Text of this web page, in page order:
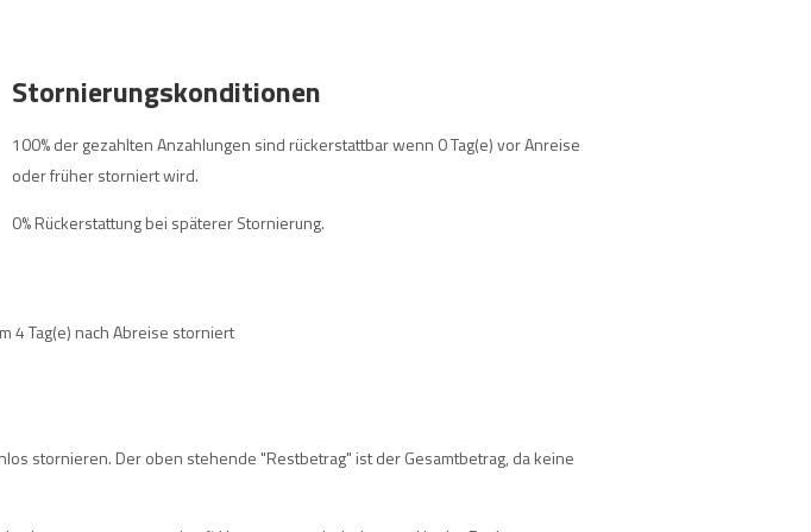
Stornierungskonditionen
100% der gezahlten Anzahlungen sind rückerstattbar wenn 0 Tag(e) vor Anreise
oder früher storniert wird.
0% Rückerstattung bei späterer Stornierung.
4 Tag(e) nach Abreise storniert
stornieren. Der oben stehende "Restbetrag" ist der Gesamtbetrag, da keine